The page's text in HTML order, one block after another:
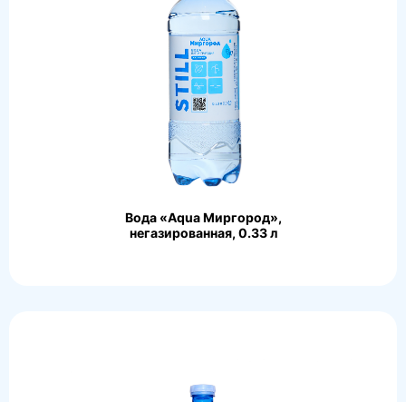
Вода «Aqua Миргород»,
негазированная, 0.33 л